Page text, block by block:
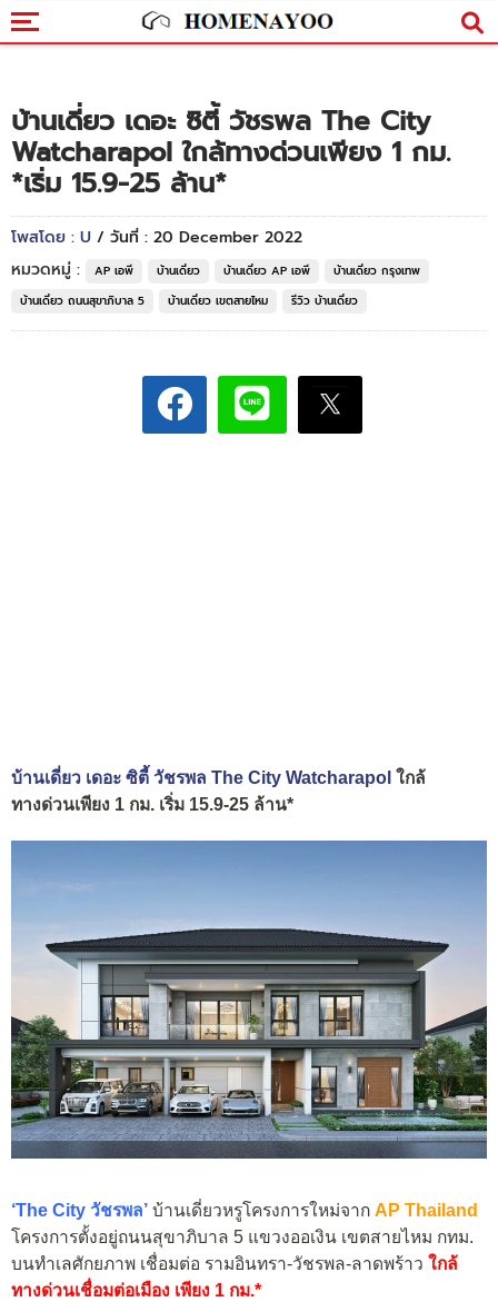
บ้านเดี่ยว เดอะ ซิตี้ วัชรพล The City
Watcharapol ใกล้ทางด่วนเพียง 1 กม.
*เริ่ม 15.9-25 ล้าน*
โพสโดย : U / วันที่ : 20 December 2022
หมวดหมู่ :
AP เอพี บ้านเดี่ยว บ้านเดี่ยว AP เอพี
บ้านเดี่ยว กรุงเทพ
บ้านเดี่ยว ถนนสุขาภิบาล 5
บ้านเดี่ยว เขตสายไหม รีวิว บ้านเดี่ยว
บ้านเดี่ยว เดอะ ซิตี้ วัชรพล The City Watcharapol ใกล้
ทางด่วนเพียง 1 กม. เริ่ม 15.9-25 ล้าน*
‘The City วัชรพล’ บ้านเดี่ยวหรูโครงการใหม่จาก AP Thailand
โครงการตั้งอยู่ถนนสุขาภิบาล 5 แขวงออเงิน เขตสายไหม กทม.
บนทำเลศักยภาพ เชื่อมต่อ รามอินทรา-วัชรพล-ลาดพร้าว ใกล้
ทางด่วนเชื่อมต่อเมือง เพียง 1 กม.*